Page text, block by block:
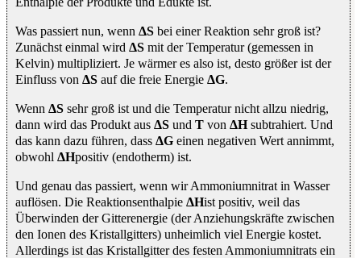
Was passiert nun, wenn ΔS bei einer Reaktion sehr groß ist?
Zunächst einmal wird ΔS mit der Temperatur (gemessen in
Kelvin) multipliziert. Je wärmer es also ist, desto größer ist der
Einfluss von ΔS auf die freie Energie ΔG.
Wenn ΔS sehr groß ist und die Temperatur nicht allzu niedrig,
dann wird das Produkt aus ΔS und T von ΔHsubtrahiert. Und
das kann dazu führen, dass ΔG einen negativen Wert annimmt,
obwohl ΔHpositiv (endotherm) ist.
Und genau das passiert, wenn wir Ammoniumnitrat in Wasser
auflösen. Die Reaktionsenthalpie ΔHist positiv, weil das
Überwinden der Gitterenergie (der Anziehungskräfte zwischen
den Ionen des Kristallgitters) unheimlich viel Energie kostet.
Allerdings ist das Kristallgitter des festen Ammoniumnitrats ein